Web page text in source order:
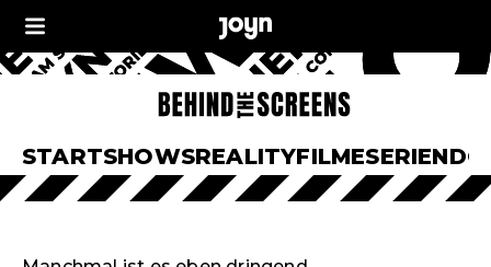
STARTSHOWSREALITYFILMESERIEN